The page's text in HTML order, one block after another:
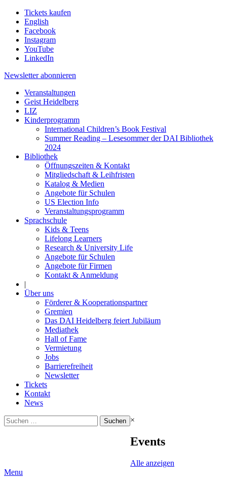
Tickets kaufen
English
Facebook
Instagram
YouTube
LinkedIn
Newsletter abonnieren
Veranstaltungen
Geist Heidelberg
LIZ
Kinderprogramm
International Children’s Book Festival
Summer Reading – Lesesommer der DAI Bibliothek
2024
Bibliothek
Öffnungszeiten & Kontakt
Mitgliedschaft & Leihfristen
Katalog & Medien
Angebote für Schulen
US Election Info
Veranstaltungsprogramm
Sprachschule
Kids & Teens
Lifelong Learners
Research & University Life
Angebote für Schulen
Angebote für Firmen
Kontakt & Anmeldung
|
Über uns
Förderer & Kooperationspartner
Gremien
Das DAI Heidelberg feiert Jubiläum
Mediathek
Hall of Fame
Vermietung
Jobs
Barrierefreiheit
Newsletter
Tickets
Kontakt
News
Suchen
nach:
×
Events
Alle anzeigen
Menu